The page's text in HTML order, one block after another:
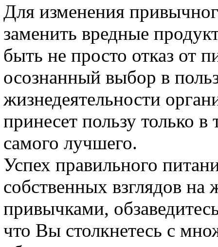
Для изменения
заменить вредные
быть не просто отказ от
осознанный выбор в
жизнедеятельности
принесет пользу только
самого лучшего.
Успех правильного
собственных взглядов на
привычками,
что Вы столкнетесь с